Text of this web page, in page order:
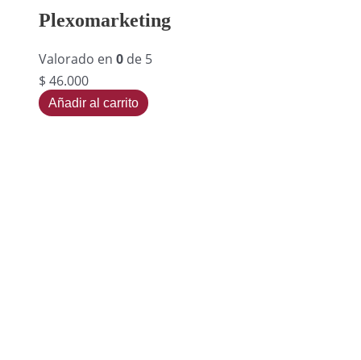
Plexomarketing
Valorado en 0 de 5
$ 46.000
Añadir al carrito